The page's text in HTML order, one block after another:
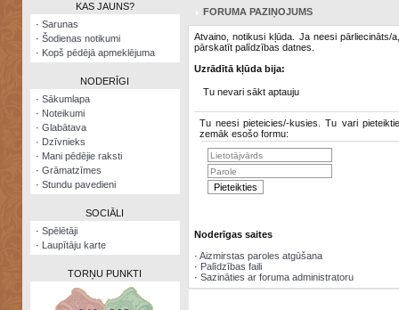
Šodienas
notikumi
Visatcera
almanahs
Arhīvs
KAS JAUNS?
· Sarunas
· Šodienas notikumi
· Kopš pēdējā apmeklējuma
NODERĪGI
· Sākumlapa
· Noteikumi
· Glabātava
· Dzīvnieks
· Mani pēdējie raksti
· Grāmatzīmes
· Stundu pavedieni
SOCIĀLI
· Spēlētāji
· Laupītāju karte
TORŅU PUNKTI
FORUMA PAZIŅOJUMS
Atvaino, notikusi kļūda. Ja neesi pārliecināts/
pārskatīt palīdzības datnes.
Uzrādītā kļūda bija:
Tu nevari sākt aptauju
Tu neesi pieteicies/-kusies. Tu vari
zemāk esošo formu:
Noderīgas saites
· Aizmirstas paroles atgūšana
· Palīdzības faili
· Sazināties ar foruma administratoru